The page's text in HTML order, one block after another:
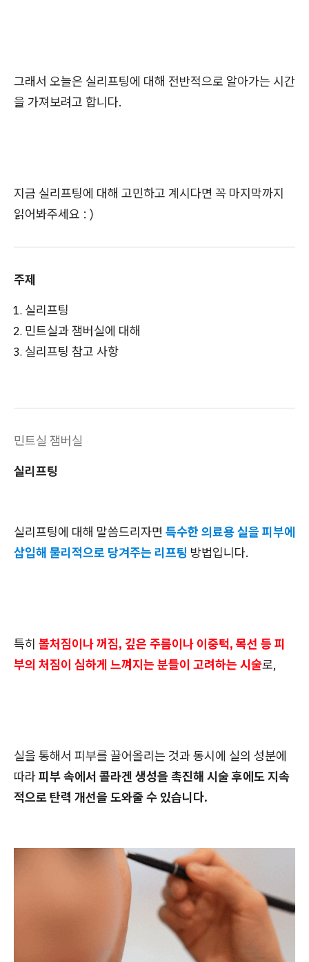
그래서 오늘은 실리프팅에 대해 전반적으로 알아가는 시간
을 가져보려고 합니다.
지금 실리프팅에 대해 고민하고 계시다면 꼭 마지막까지
읽어봐주세요 : )
주제
실리프팅
민트실과 잼버실에 대해
실리프팅 참고 사항
민트실 잼버실
실리프팅
실리프팅에 대해 말씀드리자면 특수한 의료용 실을 피부에
삽입해 물리적으로 당겨주는 리프팅 방법입니다.
특히 볼처짐이나 꺼짐, 깊은 주름이나 이중턱, 목선 등 피
부의 처짐이 심하게 느껴지는 분들이 고려하는 시술로,
실을 통해서 피부를 끌어올리는 것과 동시에 실의 성분에
따라피부 속에서 콜라겐 생성을 촉진해 시술 후에도 지속
적으로 탄력 개선을 도와줄 수 있습니다.